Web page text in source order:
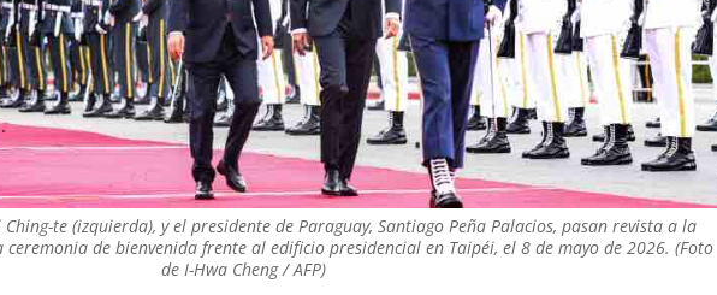
te (izquierda), y el presidente de Paraguay, Santiago Peña Palacios, pasan revista a la
de bienvenida frente al edificio presidencial en Taipéi, el 8 de mayo de 2026. (Foto
de I-Hwa Cheng / AFP)